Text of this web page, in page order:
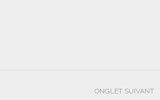
ONGLET SUIVANT